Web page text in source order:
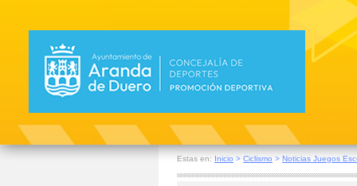
Estas en: Inicio > Ciclismo > Noticias Juegos